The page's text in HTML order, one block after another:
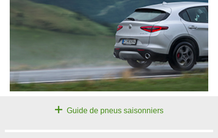
Guide de pneus saisonniers